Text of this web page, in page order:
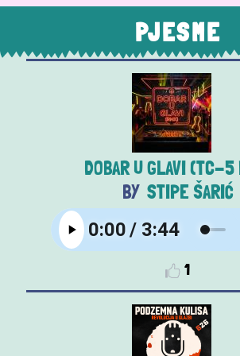
PJESME
DOBAR U GLAVI (TC-5
STIPE ŠARIĆ
1